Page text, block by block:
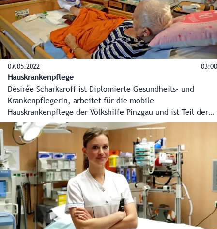
09.05.2022 03:00
Hauskrankenpflege
Désirée Scharkaroff ist Diplomierte Gesundheits- und
Krankenpflegerin, arbeitet für die mobile
Hauskrankenpflege der Volkshilfe Pinzgau und ist Teil der
Pflegekampagne „Das ist stark!“: Menschen aus der Praxis
bringen den Beruf auf persönliche Art und Weise den
Salzburgerinnen und Salzburgern näher.